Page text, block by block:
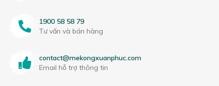
1900 58 58 79
Tư vấn và bán hàng
contact@mekongxuanphuc.com
Email hỗ trợ thông tin